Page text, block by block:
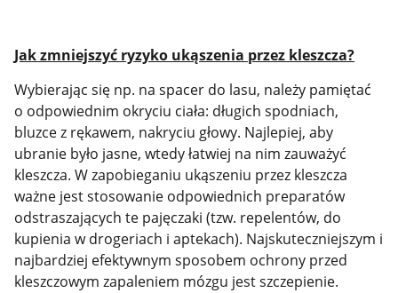
Jak zmniejszyć ryzyko ukąszenia przez kleszcza?
Wybierając się np. na spacer do lasu, należy pamiętać
o odpowiednim okryciu ciała: długich spodniach,
bluzce z rękawem, nakryciu głowy. Najlepiej, aby
ubranie było jasne, wtedy łatwiej na nim zauważyć
kleszcza. W zapobieganiu ukąszeniu przez kleszcza
ważne jest stosowanie odpowiednich preparatów
odstraszających te pajęczaki (tzw. repelentów, do
kupienia w drogeriach i aptekach). Najskuteczniejszym i
najbardziej efektywnym sposobem ochrony przed
kleszczowym zapaleniem mózgu jest szczepienie.